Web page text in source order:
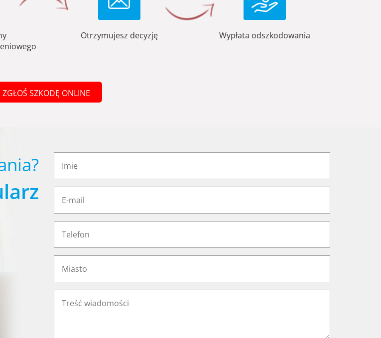
Otrzymujesz decyzję Wypłata odszkodowania
ZGŁOŚ SZKODĘ ONLINE